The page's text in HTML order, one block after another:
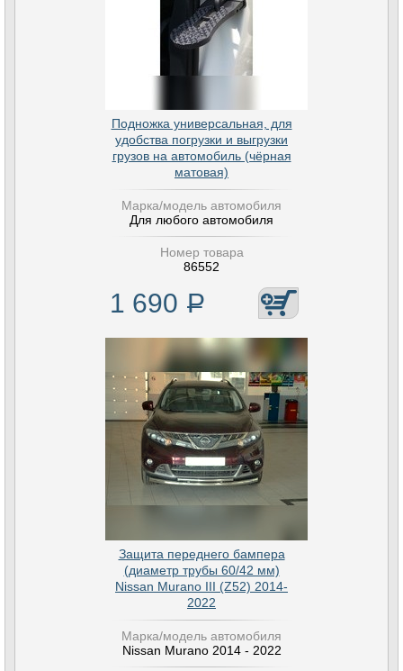
Подножка универсальная, для
удобства погрузки и выгрузки
грузов на автомобиль (чёрная
матовая)
Марка/модель автомобиля
Для любого автомобиля
Номер товара
86552
1 690 Р
Защита переднего бампера
(диаметр трубы 60/42 мм)
Nissan Murano III (Z52) 2014-
2022
Марка/модель автомобиля
Nissan Murano 2014 - 2022